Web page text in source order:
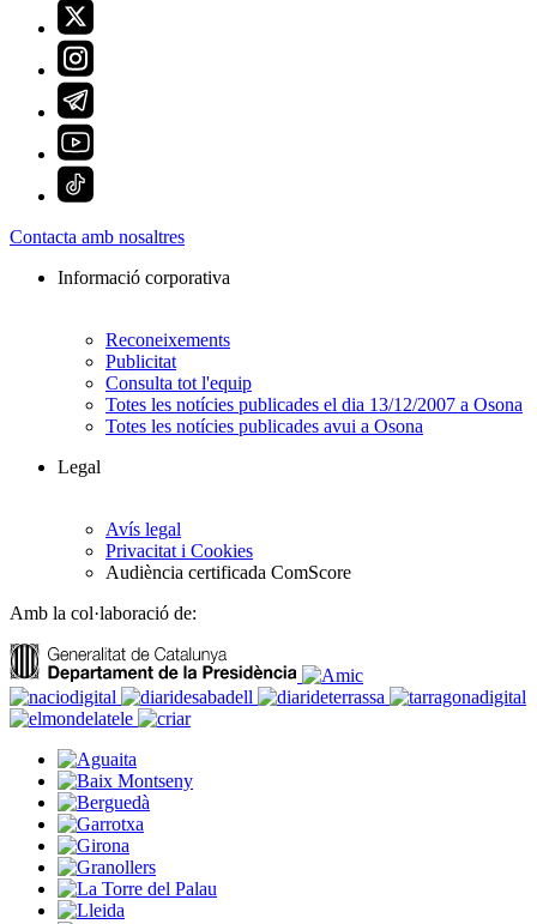
Contacta amb nosaltres
Informació corporativa
Reconeixements
Publicitat
Consulta tot l'equip
Totes les notícies publicades el dia 13/12/2007 a Osona
Totes les notícies publicades avui a Osona
Legal
Avís legal
Privacitat i Cookies
Audiència certificada ComScore
Amb la col·laboració de: